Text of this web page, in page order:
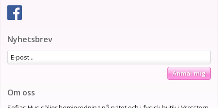
Nyhetsbrev
Anmäl mig
Om oss